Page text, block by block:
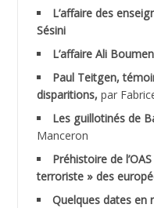
ACHLAF Ali
ADALMI
ADANE Ramdane *
ADDAD
L’affaire des
Sésini
L’affaire Ali
Paul Teitgen,
disparitions, par
Les guillotinés de
Manceron
Préhistoire de
terroriste » des
Quelques dates en